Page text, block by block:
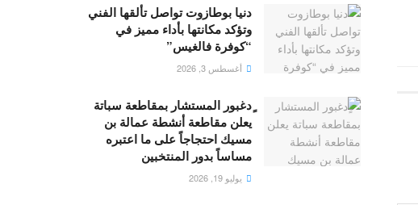
دنيا بوطازوت تواصل تألقها الفني
وتؤكد مكانتها بأداء مميز في
“كوفرة فالغيس”
أغسطس 3, 2026
ٍدغبور المستشار بمقاطعة سباتة
يعلن مقاطعة أنشطة عمالة بن
مسيك احتجاجاً على ما اعتبره
مساساً بدور المنتخبين
يوليو 19, 2026